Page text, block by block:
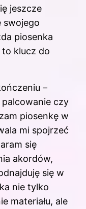
jeszcze
swojego
piosenka
to klucz do
–
palcowanie czy
piosenkę w
mi spojrzeć
się
akordów,
się w
nie tylko
materiału, ale